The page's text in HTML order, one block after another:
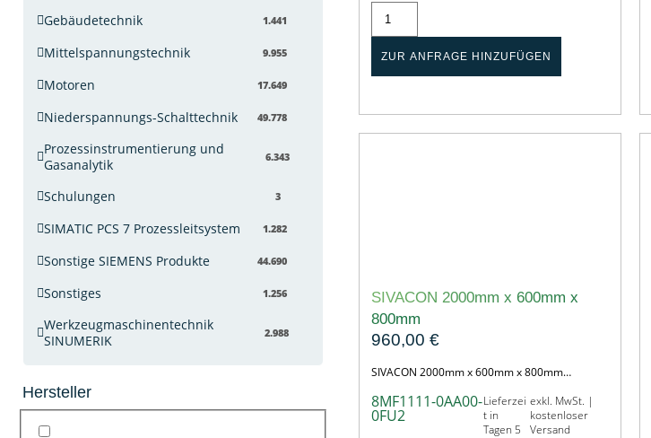
Gebäudetechnik 1.441
Mittelspannungstechnik 9.955
Motoren 17.649
Niederspannungs-Schalttechnik 49.778
Prozessinstrumentierung und
Gasanalytik
6.343
Schulungen 3
SIMATIC PCS 7 Prozessleitsystem 1.282
Sonstige SIEMENS Produkte 44.690
Sonstiges 1.256
Werkzeugmaschinentechnik
SINUMERIK
2.988
Hersteller
ZUR ANFRAGE HINZUFÜGEN
SIVACON 2000mm x 600mm x
800mm
960,00 €
SIVACON 2000mm x 600mm x 800mm…
8MF1111-0AA00-
0FU2
Lieferzei
t in
Tagen 5
exkl. MwSt. |
kostenloser
Versand